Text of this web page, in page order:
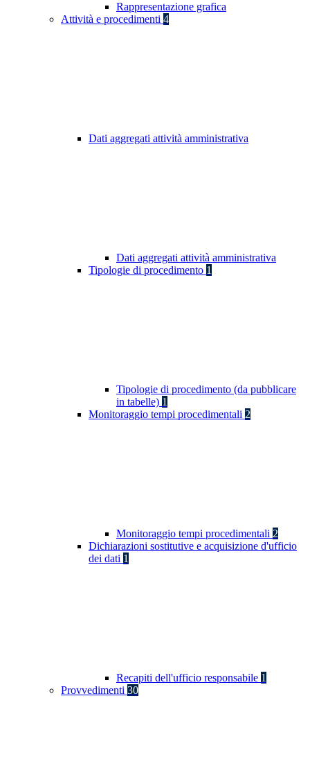
Rappresentazione grafica
Attività e procedimenti 4
Dati aggregati attività amministrativa
Dati aggregati attività amministrativa
Tipologie di procedimento 1
Tipologie di procedimento (da pubblicare
in tabelle) 1
Monitoraggio tempi procedimentali 2
Monitoraggio tempi procedimentali 2
Dichiarazioni sostitutive e acquisizione d'ufficio
dei dati 1
Recapiti dell'ufficio responsabile 1
Provvedimenti 30